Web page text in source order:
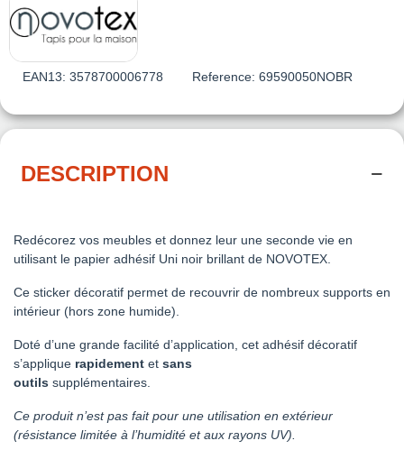
EAN13: 3578700006778 Reference: 69590050NOBR
DESCRIPTION
Redécorez vos meubles et donnez leur une seconde vie en
utilisant le papier adhésif Uni noir brillant de NOVOTEX.
Ce sticker décoratif permet de recouvrir de nombreux supports en
intérieur (hors zone humide).
Doté d’une grande facilité d’application, cet adhésif décoratif
s’applique rapidement et sans
outils supplémentaires.
Ce produit n’est pas fait pour une utilisation en extérieur
(résistance limitée à l’humidité et aux rayons UV).